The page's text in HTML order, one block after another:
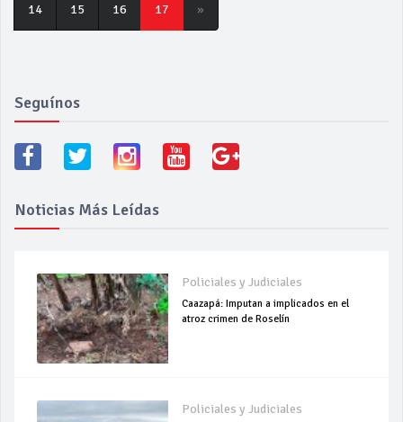
14 15 16 17 »
Seguínos
Noticias Más Leídas
Policiales y Judiciales
Caazapá: Imputan a implicados en el
atroz crimen de Roselín
Policiales y Judiciales